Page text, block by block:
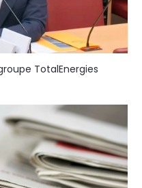
TotalEnergies